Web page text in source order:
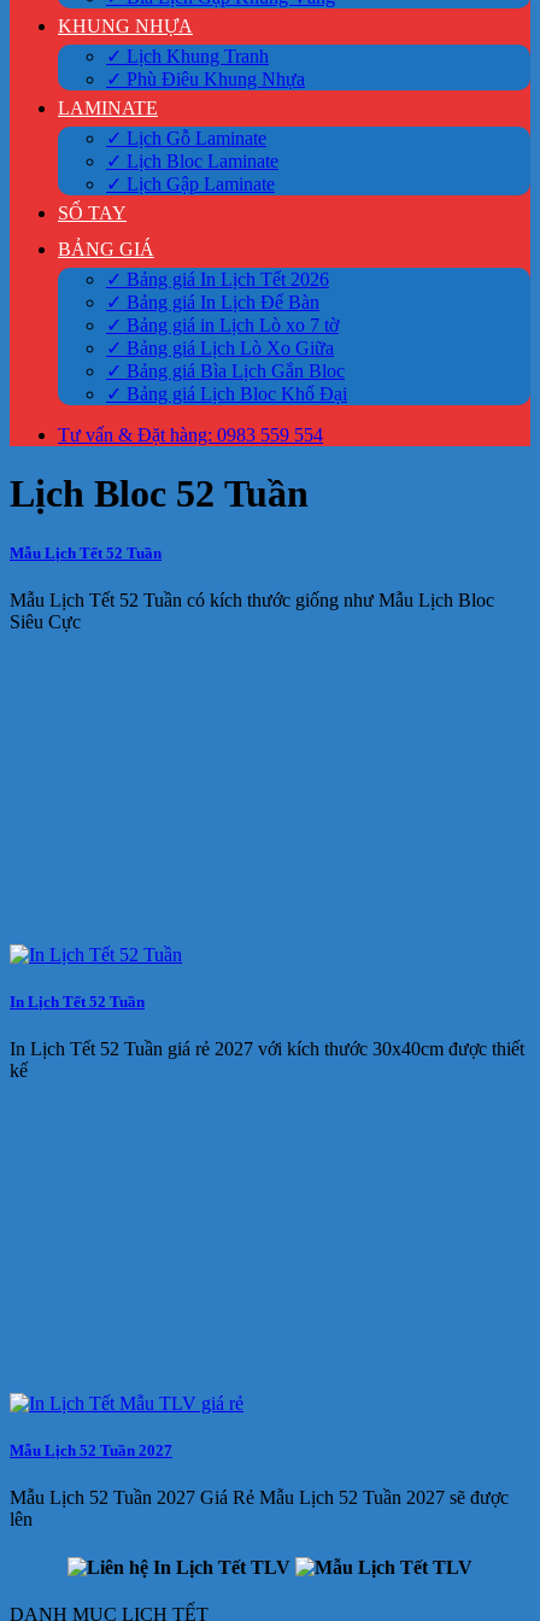
KHUNG NHỰA
✓ Lịch Khung Tranh
✓ Phù Điêu Khung Nhựa
LAMINATE
✓ Lịch Gỗ Laminate
✓ Lịch Bloc Laminate
✓ Lịch Gập Laminate
SỔ TAY
BẢNG GIÁ
✓ Bảng giá In Lịch Tết 2026
✓ Bảng giá In Lịch Để Bàn
✓ Bảng giá in Lịch Lò xo 7 tờ
✓ Bảng giá Lịch Lò Xo Giữa
✓ Bảng giá Bìa Lịch Gắn Bloc
✓ Bảng giá Lịch Bloc Khổ Đại
Tư vấn & Đặt hàng: 0983 559 554
Lịch Bloc 52 Tuần
Mẫu Lịch Tết 52 Tuần
Mẫu Lịch Tết 52 Tuần có kích thước giống như Mẫu Lịch Bloc
Siêu Cực
In Lịch Tết 52 Tuần
In Lịch Tết 52 Tuần giá rẻ 2027 với kích thước 30x40cm được thiết
kế
Mẫu Lịch 52 Tuần 2027
Mẫu Lịch 52 Tuần 2027 Giá Rẻ Mẫu Lịch 52 Tuần 2027 sẽ được
lên
DANH MỤC LỊCH TẾT